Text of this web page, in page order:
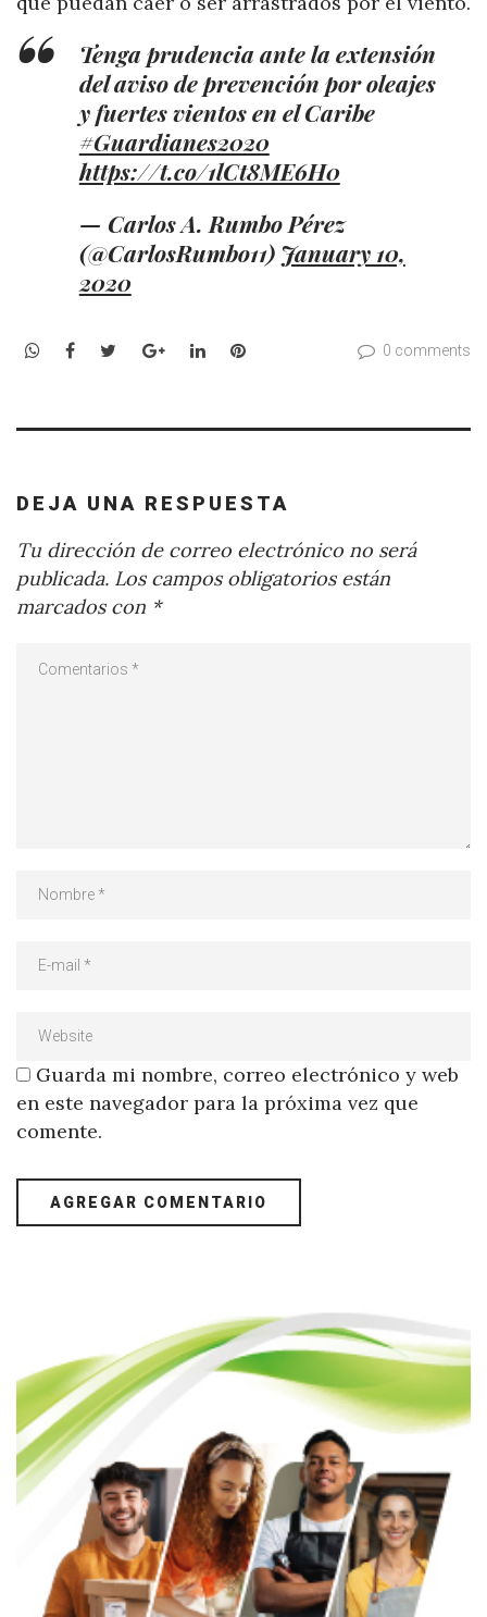
Tenga prudencia ante la extensión
del aviso de prevención por oleajes
y fuertes vientos en el Caribe
#Guardianes2020
https://t.co/1lCt8ME6H0
— Carlos A. Rumbo Pérez
(@CarlosRumbo11) January 10,
2020
WhatsApp
Facebook
TwitterGoogle+LinkedInPinterest 0 comments
DEJA UNA RESPUESTA
Tu dirección de correo electrónico no será
publicada. Los campos obligatorios están
marcados con *
Guarda mi nombre, correo electrónico y web
en este navegador para la próxima vez que
comente.